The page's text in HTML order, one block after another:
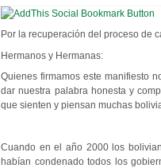
Por la recuperación del proceso de
Hermanos y Hermanas:
Quienes firmamos este manifiesto
dar nuestra palabra honesta y
que sienten y piensan muchas
Cuando en el año 2000 los
habían condenado todos los